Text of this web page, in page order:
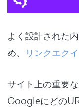
よく設計された
め、
リンクエク
サイト上の重要
Googleにどの